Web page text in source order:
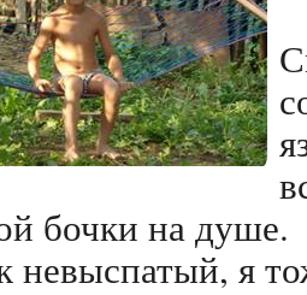
бочки на душе.
невыспатый, я